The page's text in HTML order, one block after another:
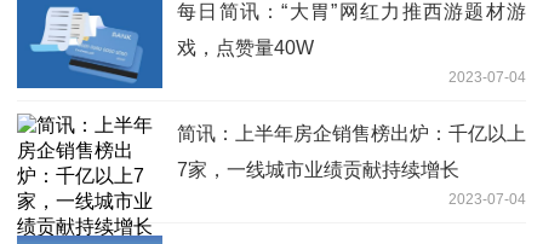
每日简讯：“大胃”网红力推西游题材游
戏，点赞量40W
2023-07-04
简讯：上半年房企销售榜出炉：千亿以上
7家，一线城市业绩贡献持续增长
2023-07-04